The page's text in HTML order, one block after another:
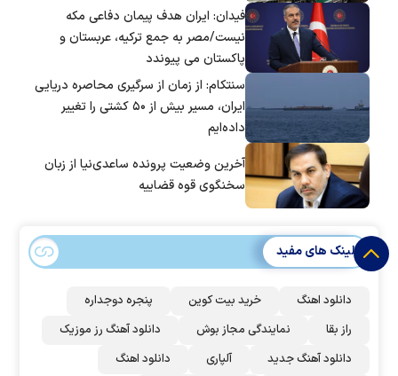
فیدان: ایران هدف پیمان دفاعی مکه
نیست/مصر به جمع ترکیه، عربستان و
پاکستان می پیوندد
سنتکام: از زمان از سرگیری محاصره دریایی
ایران، مسیر بیش از ۵۰ کشتی را تغییر
داده‌ایم
آخرین وضعیت پرونده ساعدی‌نیا از زبان
سخنگوی قوه قضاییه
لینک های مفید
دانلود اهنگ خرید بیت کوین
پنجره دوجداره
راز بقا
نمایندگی مجاز بوش
دانلود آهنگ رز‌ موزیک
دانلود آهنگ جدید
آلپاری دانلود اهنگ